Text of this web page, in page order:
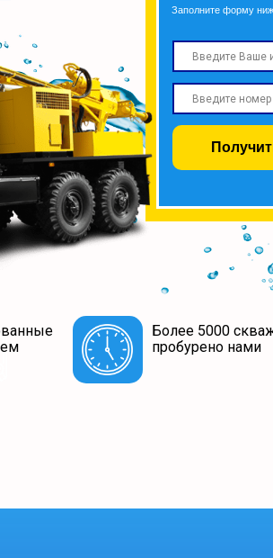
Заполните форму
Более 5000
пробурено нами